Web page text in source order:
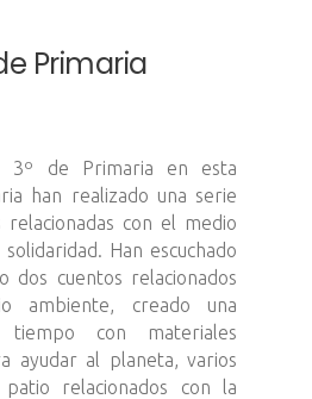
Primaria
3º de Primaria en esta
han realizado una serie
relacionadas con el medio
Han escuchado
dos cuentos relacionados
ambiente, creado una
tiempo con materiales
ayudar al planeta, varios
relacionados con la